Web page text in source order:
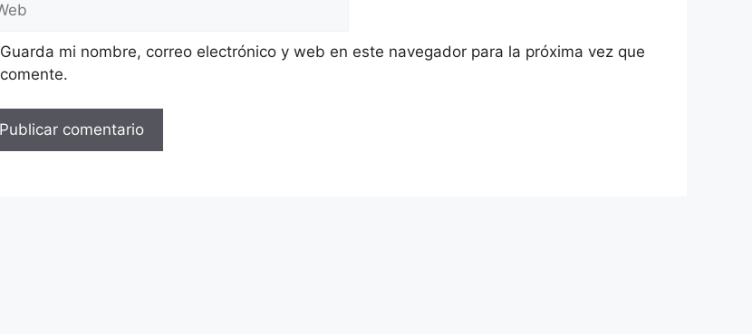
Guarda mi nombre, correo electrónico y web en este navegador para la próxima vez que
comente.